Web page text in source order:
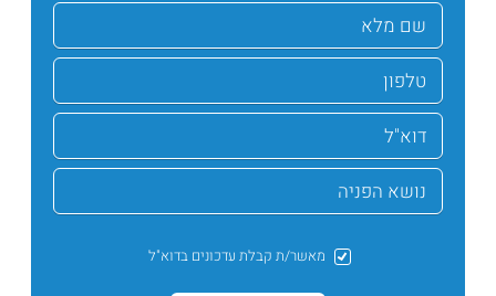
מאשר/ת קבלת עדכונים בדוא"ל
צור קשר